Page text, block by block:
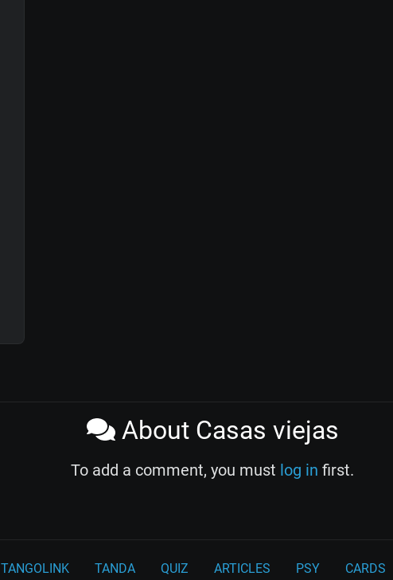
About Casas viejas
To add a comment, you must log in first.
TANGOLINK TANDA QUIZ ARTICLES PSY CARDS